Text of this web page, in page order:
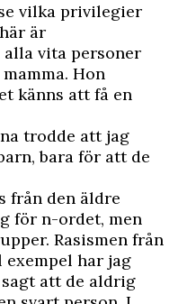
vilka privilegier
är
vita personer
Hon
känns att få en
trodde att jag
bara för att de
från den äldre
för n-ordet, men
Rasismen från
har jag
att de aldrig